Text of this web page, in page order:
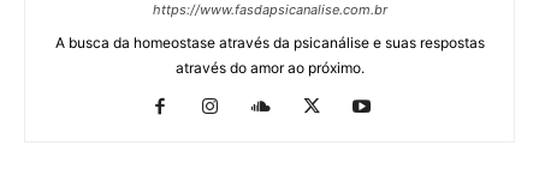
https://www.fasdapsicanalise.com.br
A busca da homeostase através da psicanálise e suas respostas
através do amor ao próximo.